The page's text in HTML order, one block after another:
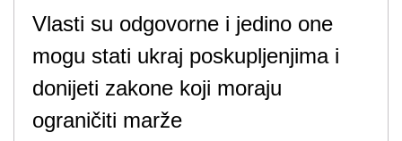
Vlasti su odgovorne i jedino one
mogu stati ukraj poskupljenjima i
donijeti zakone koji moraju
ograničiti marže